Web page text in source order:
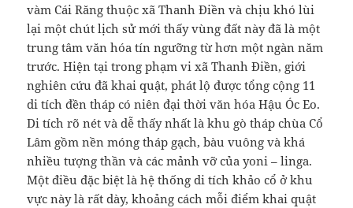
vàm Cái Răng thuộc xã Thanh Điền và chịu khó lùi
lại một chút lịch sử mới thấy vùng đất này đã là một
trung tâm văn hóa tín ngưỡng từ hơn một ngàn năm
trước. Hiện tại trong phạm vi xã Thanh Điền, giới
nghiên cứu đã khai quật, phát lộ được tổng cộng 11
di tích đền tháp có niên đại thời văn hóa Hậu Óc Eo.
Di tích rõ nét và dễ thấy nhất là khu gò tháp chùa Cổ
Lâm gồm nền móng tháp gạch, bàu vuông và khá
nhiều tượng thần và các mảnh vỡ của yoni – linga.
Một điều đặc biệt là hệ thống di tích khảo cổ ở khu
vực này là rất dày, khoảng cách mỗi điểm khai quật